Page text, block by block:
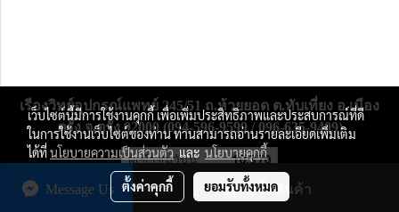
สั่งซื้อสินค้า
Message Us
เรืองวิทย์อุปกรณ์แพทย์ 245/51 ถ.ห้วยยอด ต.ทับเที่ยง อ.เมือง
ตรัง จ.ตรัง 92000 (094-596-9599 / 096-635-9409)
ผู้เข้าชมวันนี้ 10,370
Powered by MakeWebEasy.com
เว็บไซต์นี้มีการใช้งานคุกกี้ เพื่อเพิ่มประสิทธิภาพและประสบการณ์ที่ดี
ในการใช้งานเว็บไซต์ของท่าน ท่านสามารถอ่านรายละเอียดเพิ่มเติม
ได้ที่นโยบายความเป็นส่วนตัวและนโยบายคุกกี้
ตั้งค่าคุกกี้ ยอมรับทั้งหมด